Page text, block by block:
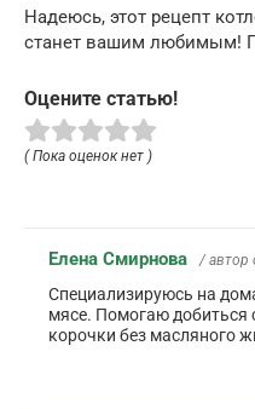
Надеюсь, этот рецепт
станет вашим любимым!
Оцените статью!
( Пока оценок нет )
Елена Смирнова / автор
Специализируюсь на
мясе. Помогаю добиться
корочки без масляного